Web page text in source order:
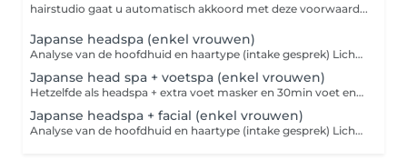
hairstudio gaat u automatisch akkoord met deze voorwaard...
Japanse headspa (enkel vrouwen)
Analyse van de hoofdhuid en haartype (intake gesprek) Lichte hoofdhuidmassage op droog haar om eerst volledig tot rust te komen Verwarmde oogmasker Scalp purifying scrub (dieptereiniging van de hoofdhuid) Oil treatment aangepast aan hoofdhuid probleem (vet/droge hoofdhuid, schilfers, haaruitval enz.) Stoombehandeling met kruiden Reinigen van de hoofdhuid en haren met de scalp balancing shampoo Wasmassage Aangepaste haarmasker met hoofdhuidmassage Waterval Massage nek en schouders, armen en handen Drogen van het haar met een kruidenthee of koffie naar keuze Dit allemaal samen met rustgevende muzieknoten, kaarslicht en aromatherapie om al uw zintuigen te prikkelen.
Japanse head spa + voetspa (enkel vrouwen)
Hetzelfde als headspa + extra voet masker en 30min voet en been massage Drogen van het haar met een kruidenthee of koffie naar keuze Dit allemaal samen met rustgevende muzieknoten, kaarslicht en aromatherapie om al uw zintuigen te prikkelen.
Japanse headspa + facial (enkel vrouwen)
Analyse van de hoofdhuid en haartype (intake gesprek) Lichte hoofdhuidmassage op droog haar om eerst volledig tot rust te komen Scalp purifying scrub (dieptereiniging van de hoofdhuid) Oil treatment aangepast aan hoofdhuid probleem (vet/droge hoofdhuid, schilfers, haaruitval enz.) Stoombehandeling van haar en gelaat met kruiden Reinigen van de hoofdhuid en haren met de scalp balancing shampoo Wasmassage Aangepaste haarmasker met hoofdhuidmassage Waterval Massage nek, schouders, armen en handen Mini gelaatsverzorging tegelijkertijd met headspa behandeling (reiniging, peeling, masker en oogmasker) Gelaatsmassage Afsluiten met dag/nacht crème Drogen van het haar met een kruidenthee of koffie naar keuze Dit allemaal samen met rustgevende muzieknoten, kaarslicht en aromatherapie om al uw zintuigen te prikkelen.